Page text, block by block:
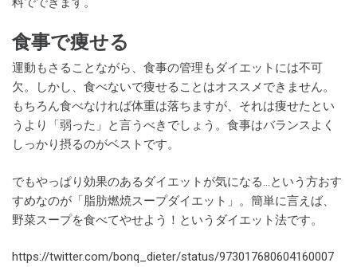
食事で痩せる
運動もさることながら、食事の管理もダイエットには不可
欠。しかし、食べないで痩せることはオススメできません。
もちろん食べなければ体重は落ちますが、それは痩せたとい
うより「弱った」と言うべきでしょう。食事はバランスよく
しっかり摂るのがベストです。
でもやっぱり効果のあるダイエットが気になる…という方おす
すめなのが「脂肪燃焼スープダイエット」。簡単に言えば、
野菜スープを食べてやせよう！というダイエット法です。
https://twitter.com/bonq_dieter/status/973017680604160007